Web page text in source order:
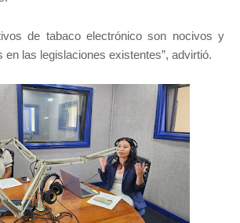
de tabaco electrónico son nocivos y
en las legislaciones existentes”, advirtió.